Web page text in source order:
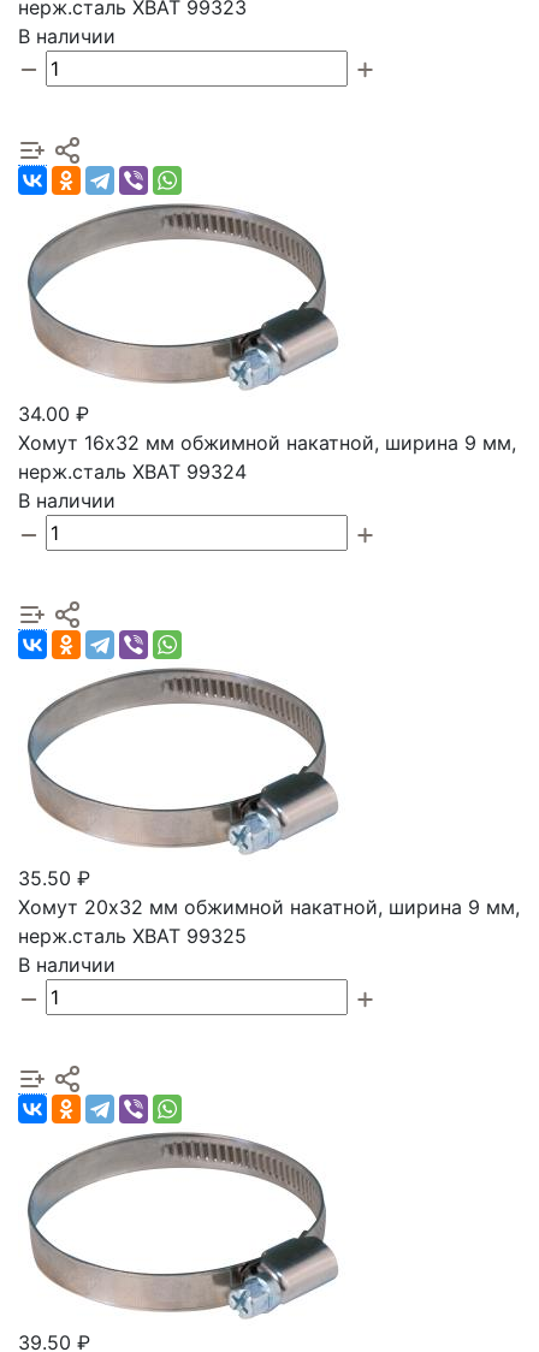
нерж.сталь ХВАТ 99323
В наличии
34.00 ₽
Хомут 16х32 мм обжимной накатной, ширина 9 мм,
нерж.сталь ХВАТ 99324
В наличии
35.50 ₽
Хомут 20х32 мм обжимной накатной, ширина 9 мм,
нерж.сталь ХВАТ 99325
В наличии
39.50 ₽